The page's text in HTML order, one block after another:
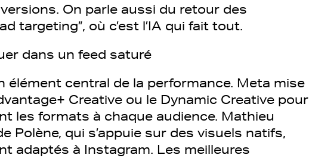
On parle aussi du retour des
targeting”, où c’est l’IA qui fait tout.
dans un feed saturé
élément central de la performance. Meta mise
Creative ou le Dynamic Creative pour
les formats à chaque audience. Mathieu
Polène, qui s’appuie sur des visuels natifs,
adaptés à Instagram. Les meilleures